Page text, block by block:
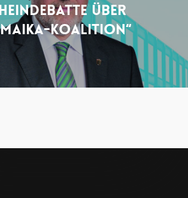
Über
Koalition“